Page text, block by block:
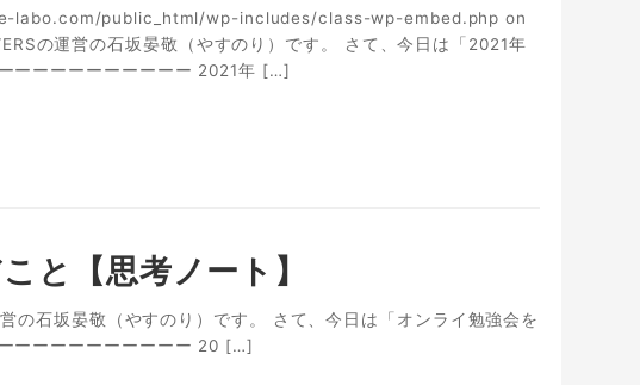
labo.com/public_html/wp-includes/class-wp-embed.php on
の運営の石坂晏敬（やすのり）です。 さて、今日は「2021年
ーーーーーーーーーー 2021年 […]
と【思考ノート】
の石坂晏敬（やすのり）です。 さて、今日は「オンライ勉強会を
ーーーーーーーーーー 20 […]